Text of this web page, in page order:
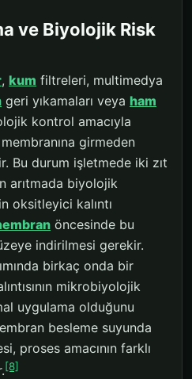
ve Biyolojik Risk
, kum filtreleri, multimedya
geri yıkamaları veya ham
kontrol amacıyla
girmeden
Bu durum işletmede iki zıt
arıtmada biyolojik
oksitleyici kalıntı
öncesinde bu
indirilmesi gerekir.
birkaç onda bir
mikrobiyolojik
uygulama olduğunu
besleme suyunda
proses amacının farklı
[8]